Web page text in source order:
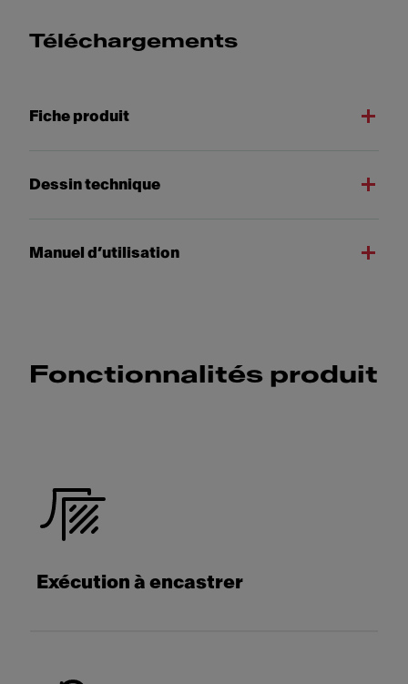
Téléchargements
Fiche produit
Dessin technique
Manuel d’utilisation
Fonctionnalités produit
Exécution à encastrer